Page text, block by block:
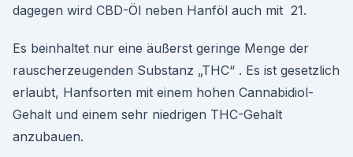
dagegen wird CBD-Öl neben Hanföl auch mit 21.
Es beinhaltet nur eine äußerst geringe Menge der
rauscherzeugenden Substanz „THC“ . Es ist gesetzlich
erlaubt, Hanfsorten mit einem hohen Cannabidiol-
Gehalt und einem sehr niedrigen THC-Gehalt
anzubauen.